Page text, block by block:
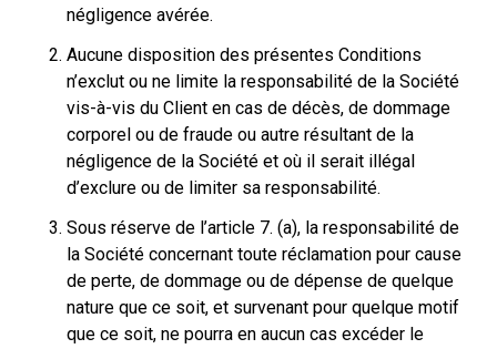
négligence avérée.
Aucune disposition des présentes Conditions
n’exclut ou ne limite la responsabilité de la Société
vis-à-vis du Client en cas de décès, de dommage
corporel ou de fraude ou autre résultant de la
négligence de la Société et où il serait illégal
d’exclure ou de limiter sa responsabilité.
Sous réserve de l’article 7. (a), la responsabilité de
la Société concernant toute réclamation pour cause
de perte, de dommage ou de dépense de quelque
nature que ce soit, et survenant pour quelque motif
que ce soit, ne pourra en aucun cas excéder le